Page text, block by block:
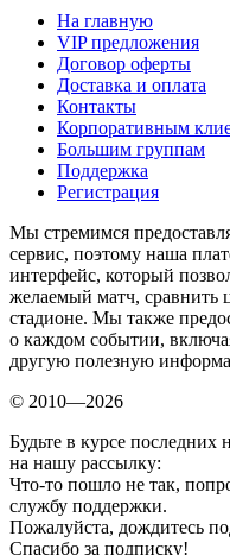
На главную
VIP предложения
Договор оферты
Доставка и оплата
Контакты
Корпоративным
Большим группам
Поддержка
Регистрация
Мы стремимся
сервис, поэтому наша
интерфейс, который
желаемый матч, сравнить
стадионе. Мы также
о каждом событии,
другую полезную
© 2010—2026
Будьте в курсе последних
на нашу рассылку:
Что-то пошло не так,
службу поддержки.
Пожалуйста, дождитесь
Спасибо за подписку!